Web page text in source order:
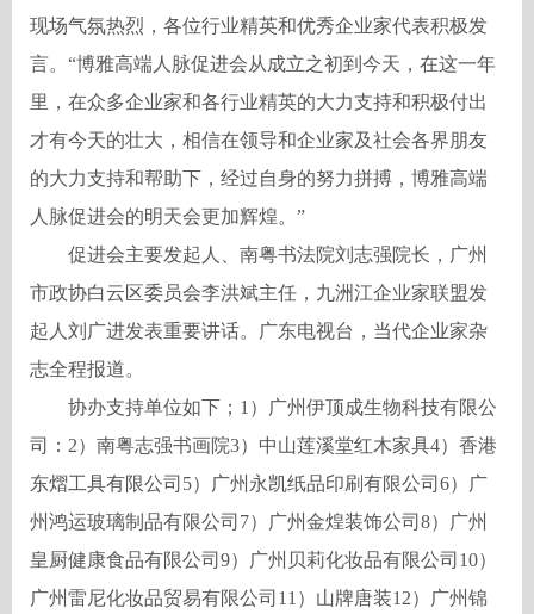
现场气氛热烈，各位行业精英和优秀企业家代表积极发
言。“博雅高端人脉促进会从成立之初到今天，在这一年
里，在众多企业家和各行业精英的大力支持和积极付出
才有今天的壮大，相信在领导和企业家及社会各界朋友
的大力支持和帮助下，经过自身的努力拼搏，博雅高端
人脉促进会的明天会更加辉煌。”
促进会主要发起人、南粤书法院刘志强院长，广州
市政协白云区委员会李洪斌主任，九洲江企业家联盟发
起人刘广进发表重要讲话。广东电视台，当代企业家杂
志全程报道。
协办支持单位如下； 1 ）广州伊顶成生物科技有限公
司： 2）南粤志强书画院3）中山莲溪堂红木家具4）香港
东熠工具有限公司 5）广州永凯纸品印刷有限公司 6）广
州鸿运玻璃制品有限公司 7）广州金煌装饰公司 8）广州
皇厨健康食品有限公司 9）广州贝莉化妆品有限公司 10）
广州雷尼化妆品贸易有限公司 11 ）山牌唐装12）广州锦